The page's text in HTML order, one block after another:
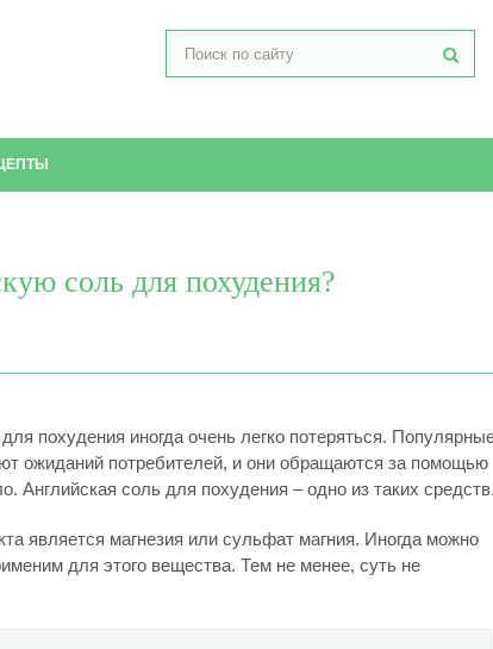
соль для похудения?
похудения иногда очень легко потеряться.
ожиданий потребителей, и они обращаются за помощью
Английская соль для похудения – одно из таких средств.
является магнезия или сульфат магния. Иногда можно
для этого вещества. Тем не менее, суть не